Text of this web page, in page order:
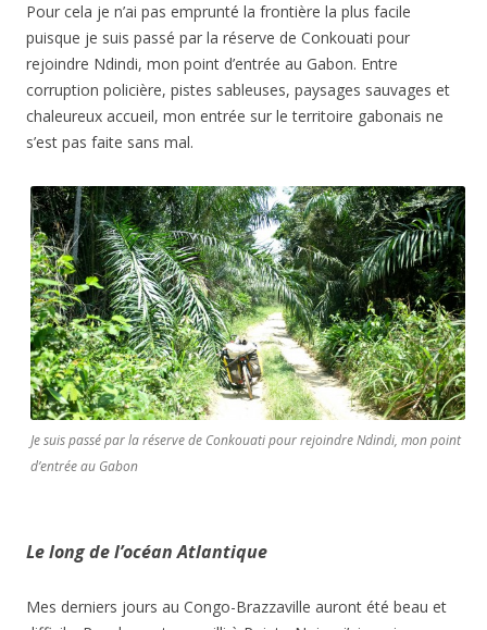
Pour cela je n’ai pas emprunté la frontière la plus facile
puisque je suis passé par la réserve de Conkouati pour
rejoindre Ndindi, mon point d’entrée au Gabon. Entre
corruption policière, pistes sableuses, paysages sauvages et
chaleureux accueil, mon entrée sur le territoire gabonais ne
s’est pas faite sans mal.
Je suis passé par la réserve de Conkouati pour rejoindre Ndindi, mon point
d’entrée au Gabon
Le long de l’océan Atlantique
Mes derniers jours au Congo-Brazzaville auront été beau et